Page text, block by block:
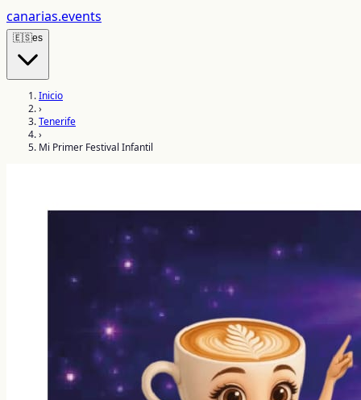
canarias.events
🇪🇸es
Inicio
›
Tenerife
›
Mi Primer Festival Infantil